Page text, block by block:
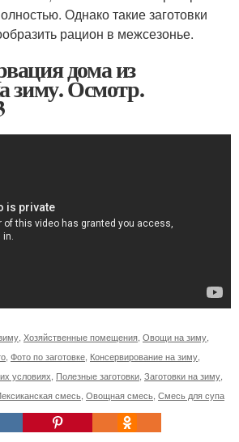
Однако такие заготовки
рацион в межсезонье.
дома из
зиму. Осмотр.
, Хозяйственные помещения, Овощи на зиму,
, Фото по заготовке, Консервирование на зиму,
условиях, Полезные заготовки, Заготовки на зиму,
смесь, Овощная смесь, Смесь для супа